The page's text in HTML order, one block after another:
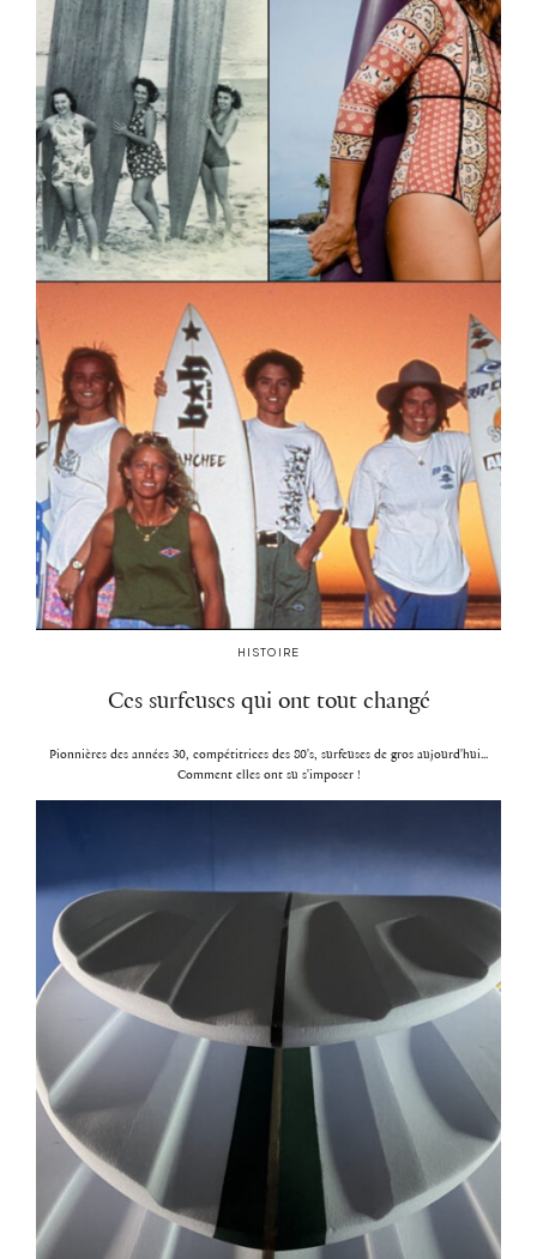
HISTOIRE
Ces surfeuses qui ont tout changé
Pionnières des années 30, compétitrices des 80's, surfeuses de gros aujourd'hui...
Comment elles ont su s'imposer !